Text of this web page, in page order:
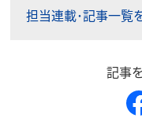
担当連載･記事一覧
記事